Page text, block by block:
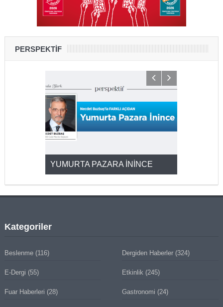
PERSPEKTİF
YUMURTA PAZARA İNİNCE
Kategoriler
Beslenme(116) Dergiden Haberler (324)
E-Dergi (55) Etkinlik (245)
Fuar Haberleri (28) Gastronomi (24)